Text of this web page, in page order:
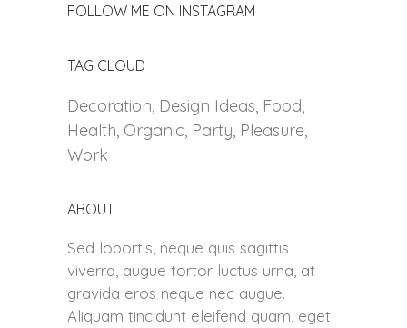
FOLLOW ME ON INSTAGRAM
TAG CLOUD
Decoration Design Ideas Food
Health Organic Party Pleasure
Work
ABOUT
Sed lobortis, neque quis sagittis
viverra, augue tortor luctus urna, at
gravida eros neque nec augue.
Aliquam tincidunt eleifend quam, eget